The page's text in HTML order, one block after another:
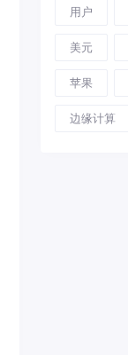
用户
美元
苹果
边缘计算